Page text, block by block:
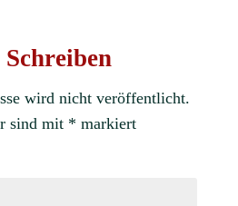
wird nicht veröffentlicht.
sind mit * markiert